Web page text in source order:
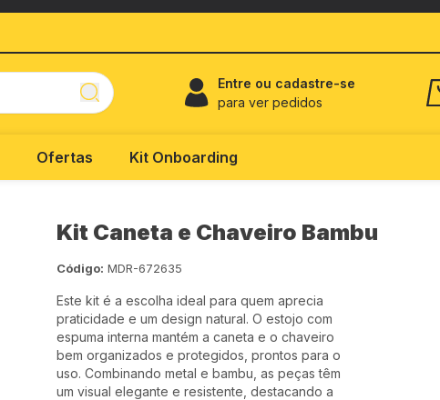
Entre ou cadastre-se
para ver pedidos
Ofertas Kit Onboarding
Kit Caneta e Chaveiro Bambu
Código: MDR-672635
Este kit é a escolha ideal para quem aprecia
praticidade e um design natural. O estojo com
espuma interna mantém a caneta e o chaveiro
bem organizados e protegidos, prontos para o
uso. Combinando metal e bambu, as peças têm
um visual elegante e resistente, destacando a